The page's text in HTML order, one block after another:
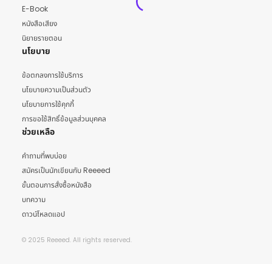
E-Book
หนังสือเสียง
นิยายรายตอน
นโยบาย
ข้อตกลงการใช้บริการ
นโยบายความเป็นส่วนตัว
นโยบายการใช้คุกกี้
การขอใช้สิทธิ์ข้อมูลส่วนบุคคล
ช่วยเหลือ
คำถามที่พบบ่อย
สมัครเป็นนักเขียนกับ Reeeed
ขั้นตอนการสั่งซื้อหนังสือ
บทความ
ดาวน์โหลดแอป
© 2025 Reeeed. All rights reserved.